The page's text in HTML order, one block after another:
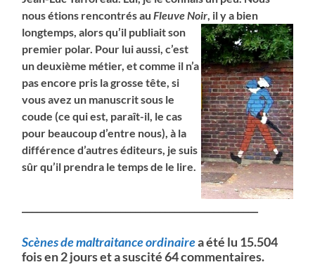
nous étions rencontrés au Fleuve Noir , il y a bien
longtemps, alors qu’il publiait son
premier polar. Pour lui aussi, c’est
un deuxième métier, et comme il n’a
pas encore pris la grosse tête, si
vous avez un manuscrit sous le
coude (ce qui est, paraît-il, le cas
pour beaucoup d’entre nous), à la
différence d’autres éditeurs, je suis
sûr qu’il prendra le temps de le lire.
Scènes de maltraitance ordinairea été lu 15.504
fois en 2 jours et a suscité 64 commentaires.